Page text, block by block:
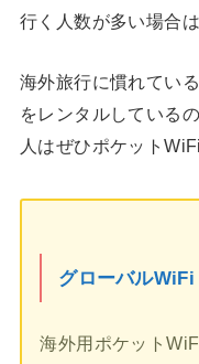
行く人数が多い場合
海外旅行に慣れてい
をレンタルしている
人はぜひポケット
グローバルWiFi
海外用ポケット